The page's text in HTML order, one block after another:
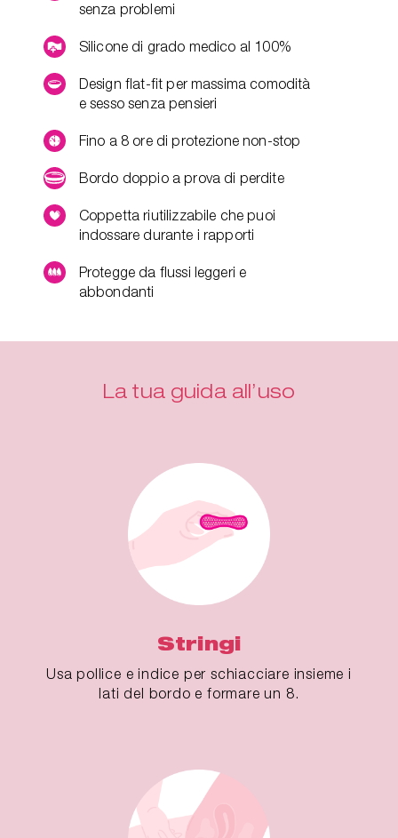
senza problemi
Silicone di grado medico al 100%
Design flat-fit per massima comodità
e sesso senza pensieri
Fino a 8 ore di protezione non-stop
Bordo doppio a prova di perdite
Coppetta riutilizzabile che puoi
indossare durante i rapporti
Protegge da flussi leggeri e
abbondanti
La tua guida all’uso
Stringi
Usa pollice e indice per schiacciare insieme i
lati del bordo e formare un 8.